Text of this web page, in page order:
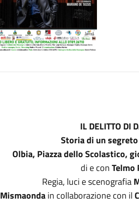
IL DELITTO DI
Storia di un
Olbia, Piazza dello Scolastico,
di e conTelmo
Regia, luci e scenografia
Mismaondain collaborazione con il